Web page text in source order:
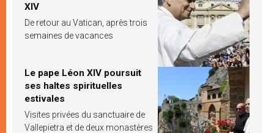
XIV
De retour au Vatican, après trois
semaines de vacances
Le pape Léon XIV poursuit
ses haltes spirituelles
estivales
Visites privées du sanctuaire de
Vallepietra et de deux monastères